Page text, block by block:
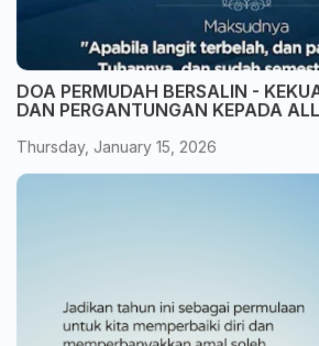
DOA PERMUDAH BERSALIN -
DAN PERGANTUNGAN KEPADA
Thursday, January 15, 2026